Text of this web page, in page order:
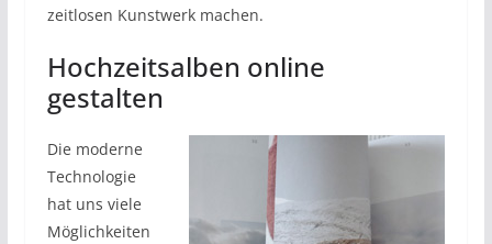
zeitlosen Kunstwerk machen.
Hochzeitsalben online
gestalten
Die moderne
Technologie
hat uns viele
Möglichkeiten